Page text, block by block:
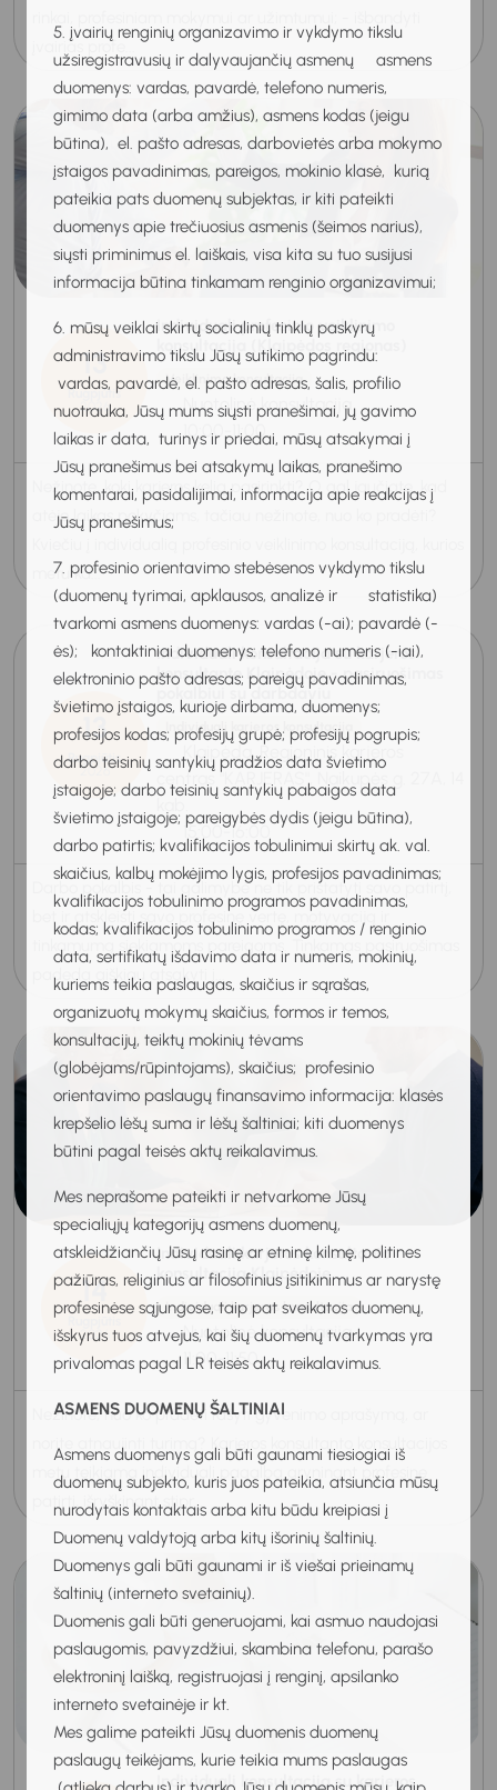
5. įvairių renginių organizavimo ir vykdymo tikslu
užsiregistravusių ir dalyvaujančių asmenų asmens
duomenys: vardas, pavardė, telefono numeris,
gimimo data (arba amžius), asmens kodas (jeigu
būtina), el. pašto adresas, darbovietės arba mokymo
įstaigos pavadinimas, pareigos, mokinio klasė, kurią
pateikia pats duomenų subjektas, ir kiti pateikti
duomenys apie trečiuosius asmenis (šeimos narius),
siųsti priminimus el. laiškais, visa kita su tuo susijusi
informacija būtina tinkamam renginio organizavimui;
6. mūsų veiklai skirtų socialinių tinklų paskyrų
administravimo tikslu Jūsų sutikimo pagrindu:
vardas, pavardė, el. pašto adresas, šalis, profilio
nuotrauka, Jūsų mums siųsti pranešimai, jų gavimo
laikas ir data, turinys ir priedai, mūsų atsakymai į
Jūsų pranešimus bei atsakymų laikas, pranešimo
komentarai, pasidalijimai, informacija apie reakcijas į
Jūsų pranešimus;
7. profesinio orientavimo stebėsenos vykdymo tikslu
(duomenų tyrimai, apklausos, analizė ir statistika)
tvarkomi asmens duomenys: vardas (-ai); pavardė (-
ės); kontaktiniai duomenys: telefono numeris (-iai),
elektroninio pašto adresas; pareigų pavadinimas,
švietimo įstaigos, kurioje dirbama, duomenys;
profesijos kodas; profesijų grupė; profesijų pogrupis;
darbo teisinių santykių pradžios data švietimo
įstaigoje; darbo teisinių santykių pabaigos data
švietimo įstaigoje; pareigybės dydis (jeigu būtina),
darbo patirtis; kvalifikacijos tobulinimui skirtų ak. val.
skaičius, kalbų mokėjimo lygis, profesijos pavadinimas;
kvalifikacijos tobulinimo programos pavadinimas,
kodas; kvalifikacijos tobulinimo programos / renginio
data, sertifikatų išdavimo data ir numeris, mokinių,
kuriems teikia paslaugas, skaičius ir sąrašas,
organizuotų mokymų skaičius, formos ir temos,
konsultacijų, teiktų mokinių tėvams
(globėjams/rūpintojams), skaičius; profesinio
orientavimo paslaugų finansavimo informacija: klasės
krepšelio lėšų suma ir lėšų šaltiniai; kiti duomenys
būtini pagal teisės aktų reikalavimus.
Mes neprašome pateikti ir netvarkome Jūsų
specialiųjų kategorijų asmens duomenų,
atskleidžiančių Jūsų rasinę ar etninę kilmę, politines
pažiūras, religinius ar filosofinius įsitikinimus ar narystę
profesinėse sąjungose, taip pat sveikatos duomenų,
išskyrus tuos atvejus, kai šių duomenų tvarkymas yra
privalomas pagal LR teisės aktų reikalavimus.
ASMENS DUOMENŲ ŠALTINIAI
Asmens duomenys gali būti gaunami tiesiogiai iš
duomenų subjekto, kuris juos pateikia, atsiunčia mūsų
nurodytais kontaktais arba kitu būdu kreipiasi į
Duomenų valdytoją arba kitų išorinių šaltinių.
Duomenys gali būti gaunami ir iš viešai prieinamų
šaltinių (interneto svetainių).
Duomenis gali būti generuojami, kai asmuo naudojasi
paslaugomis, pavyzdžiui, skambina telefonu, parašo
elektroninį laišką, registruojasi į renginį, apsilanko
interneto svetainėje ir kt.
Mes galime pateikti Jūsų duomenis duomenų
paslaugų teikėjams, kurie teikia mums paslaugas
įvairias profe...
13
Rugpjūtis
2026
Individuali profesinio veiklinimo
konsultacija (Klaipėdos regionas)
Veiklinimo konsultacija
Nuotolinė konsultacija
10:00-11:00
Nežinote, kokį karjeros kelią pasirinkti? O gal jaučiate, kad
atėjo laikas pokyčiams, tačiau nežinote, nuo ko pradėti?
metu ka...
13
Rugpjūtis
2026
Individuali konsultacija su karjeros
konsultante Klaipėdoje - pasiruošimas
pokalbiui su darbdaviu
Individuali karjeros konsultacija
Klaipėda, Regioninis karjeros
centras "KARJERAS", Naikupės g. 27A, 14
15:00-16:00
Darbo pokalbis - tai galimybė ne tik pristatyti savo patirtį,
bet ir atskleisti savo profesinę vertę, motyvaciją ir
tinkamumą siekiamoms pareigoms. Tinkamas pasiruošimas
padeda aiškiau atsakyti į...
14
2026
Individuali karjeros konsultanto
konsultacija Klaipėdoje
Individuali karjeros konsultacija
Nuotolinė konsultacija
11:00-11:50
Nežinote, nuo ko pradėti rašyti gyvenimo aprašymą, ar
norite atnaujinti turimą? Karjeros konsultanto konsultacijos
metu teikiama individuali pagalba gryninant profesinę
patirtį, išryškinant stipr...
Individuali konsultacija su karjeros